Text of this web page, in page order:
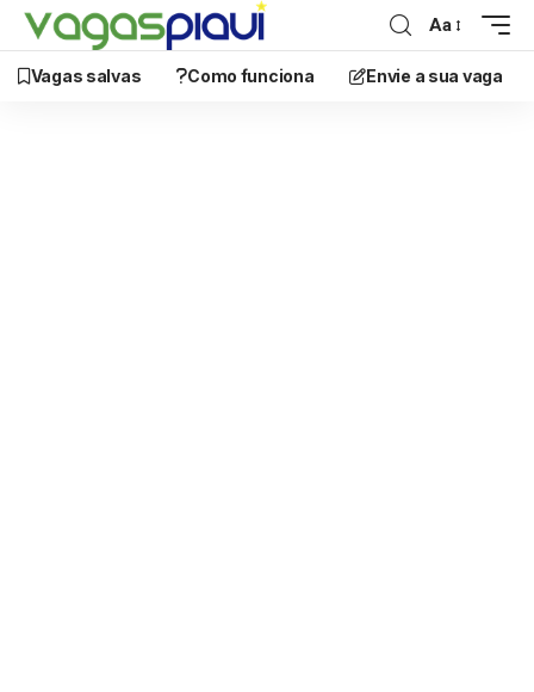
Aa
Vagas salvas Como funciona Envie a sua vaga